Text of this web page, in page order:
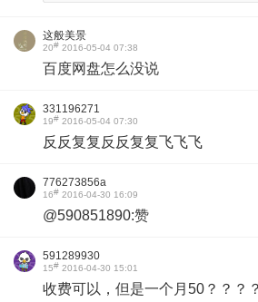
这般美景
20# 2016-05-04 07:38
百度网盘怎么没说
331196271
19# 2016-05-04 07:30
反反复复反反复复飞飞飞
776273856a
16# 2016-04-30 16:09
@590851890:赞
591289930
15# 2016-04-30 15:01
收费可以，但是一个月50？？？